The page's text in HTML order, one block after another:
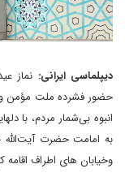
دیپلماسی ایرانی: نماز
حضور فشرده ملت مؤمن
انبوه بی‌شمار مردم، با
به امامت حضرت آیت‌الله
وخیابان های اطراف اقامه